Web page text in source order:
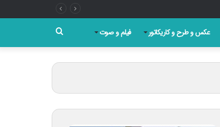
عکس و طرح و کاریکاتور فیلم و صوت
برای